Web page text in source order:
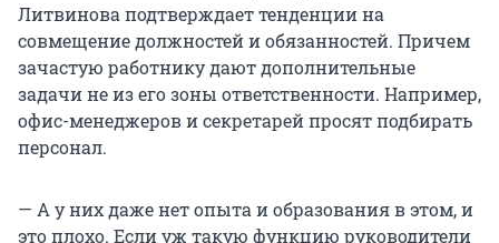
Литвинова подтверждает тенденции на
совмещение должностей и обязанностей. Причем
зачастую работнику дают дополнительные
задачи не из его зоны ответственности. Например,
офис-менеджеров и секретарей просят подбирать
персонал.
— А у них даже нет опыта и образования в этом, и
это плохо. Если уж такую функцию руководители